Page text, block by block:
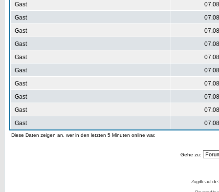
Gast
Gast
Gast
Gast
Gast
Gast
Gast
Gast
Gast
Gast
Diese Daten zeigen an, wer in den letzten 5 Minuten online war.
Gehe zu:
Zugriffe auf